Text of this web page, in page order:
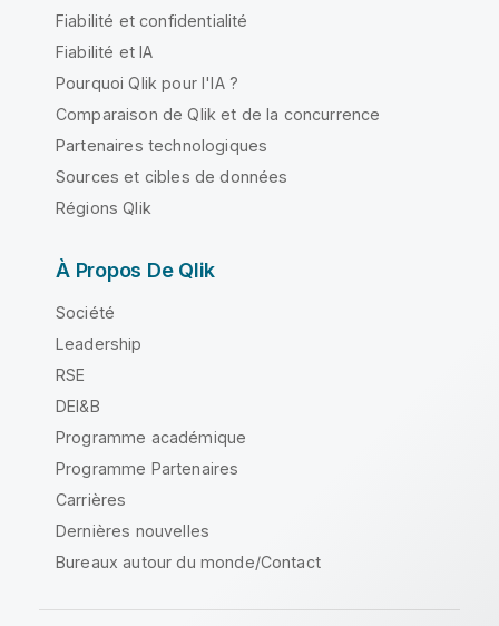
Fiabilité et confidentialité
Fiabilité et IA
Pourquoi Qlik pour l'IA ?
Comparaison de Qlik et de la concurrence
Partenaires technologiques
Sources et cibles de données
Régions Qlik
À Propos De Qlik
Société
Leadership
RSE
DEI&B
Programme académique
Programme Partenaires
Carrières
Dernières nouvelles
Bureaux autour du monde/Contact